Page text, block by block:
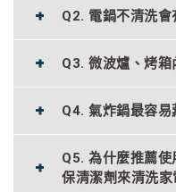
Q2. 電鍋不清洗會
Q3. 微波爐、烤箱
Q4. 氣炸鍋最容易
Q5. 為什麼推薦
保清潔劑來清洗家